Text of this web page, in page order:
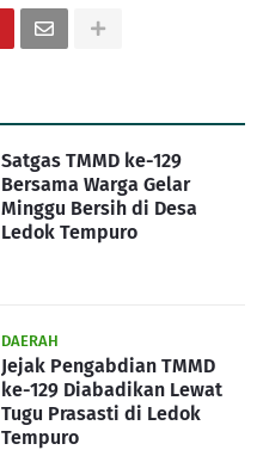
Satgas TMMD ke-129
Bersama Warga Gelar
Minggu Bersih di Desa
Ledok Tempuro
DAERAH
Jejak Pengabdian TMMD
ke-129 Diabadikan Lewat
Tugu Prasasti di Ledok
Tempuro